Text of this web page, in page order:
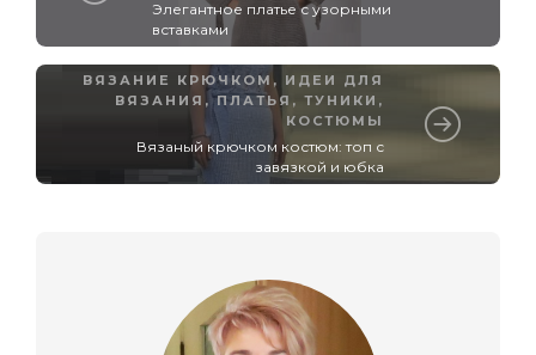
Элегантное платье с узорными
вставками
ВЯЗАНИЕ КРЮЧКОМ , ИДЕИ ДЛЯ
ВЯЗАНИЯ ,ПЛАТЬЯ, ТУНИКИ,
КОСТЮМЫ
Вязаный крючком костюм: топ с
завязкой и юбка